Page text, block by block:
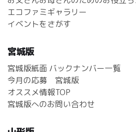
エコファミギャラリー
イベントをさがす
宮城版
宮城版紙面 バックナンバー一覧
今月の応募 宮城版
オススメ情報TOP
宮城版へのお問い合わせ